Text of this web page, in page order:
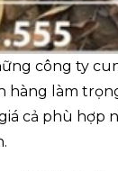
công ty
hàng làm
cả phù hợp